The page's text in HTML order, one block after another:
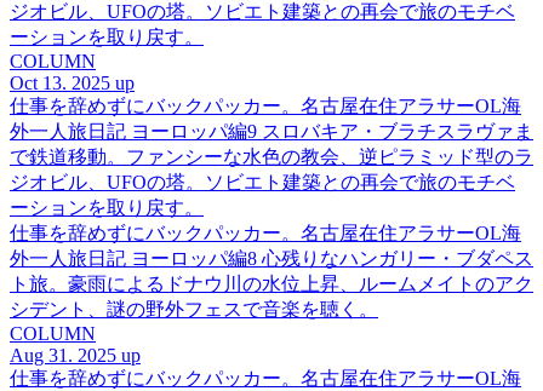
ジオビル、UFOの塔。ソビエト建築との再会で旅のモチベ
ーションを取り戻す。
COLUMN
Oct 13. 2025 up
仕事を辞めずにバックパッカー。名古屋在住アラサーOL海
外一人旅日記 ヨーロッパ編9 スロバキア・ブラチスラヴァま
で鉄道移動。ファンシーな水色の教会、逆ピラミッド型のラ
ジオビル、UFOの塔。ソビエト建築との再会で旅のモチベ
ーションを取り戻す。
仕事を辞めずにバックパッカー。名古屋在住アラサーOL海
外一人旅日記 ヨーロッパ編8 心残りなハンガリー・ブダペス
ト旅。豪雨によるドナウ川の水位上昇、ルームメイトのアク
シデント、謎の野外フェスで音楽を聴く。
COLUMN
Aug 31. 2025 up
仕事を辞めずにバックパッカー。名古屋在住アラサーOL海